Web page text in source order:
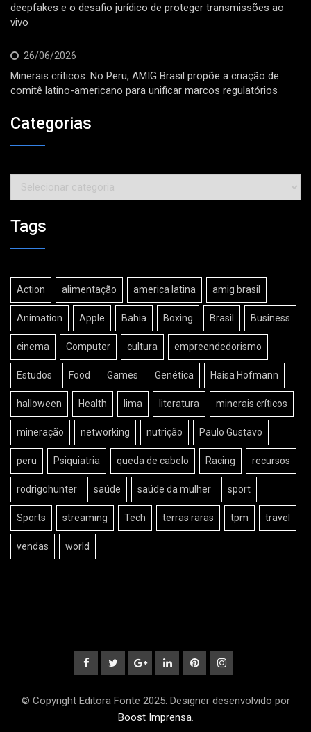
deepfakes e o desafio jurídico de proteger transmissões ao
vivo
26/06/2026
Minerais críticos: No Peru, AMIG Brasil propõe a criação de
comitê latino-americano para unificar marcos regulatórios
Categorias
Categorias
Tags
Action alimentação america latina amig brasil
Animation Apple Bahia Boxing Brasil Business
cinema Computer cultura empreendedorismo
Estudos Food Games Genética Haisa Hofmann
halloween Health lima literatura minerais críticos
mineração networking nutrição Paulo Gustavo
peru Psiquiatria queda de cabelo Racing recursos
rodrigohunter saúde saúde da mulher sport
Sports streaming Tech terras raras tpm travel
vendas world
© Copyright Editora Fonte 2025. Designer desenvolvido por
Boost Imprensa.